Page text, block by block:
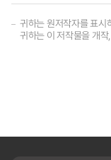
귀하는 원저작자를 표시
귀하는 이 저작물을 개